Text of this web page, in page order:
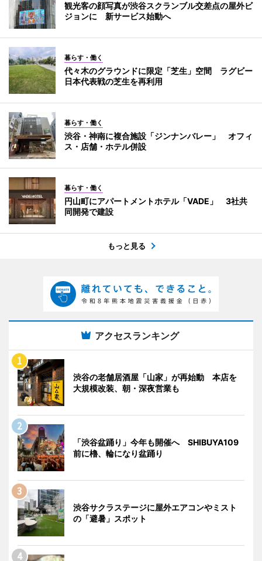
観光客の顔写真が渋谷スクランブル交差点の屋外ビ
ジョンに 新サービス始動へ
暮らす・働く
代々木のグラウンドに限定「芝生」空間 ラグビー
日本代表戦の芝生を再利用
暮らす・働く
渋谷・神南に複合施設「ジンナンバレー」 オフィ
ス・店舗・ホテル併設
暮らす・働く
円山町にアパートメントホテル「VADE」 3社共
同開発で建設
もっと見る
アクセスランキング
渋谷の老舗居酒屋「山家」が再始動 本店を
大規模改装、朝・深夜営業も
「渋谷盆踊り」今年も開催へ SHIBUYA109
前に櫓、輪になり盆踊り
渋谷サクラステージに屋外エアコンやミスト
の「避暑」スポット